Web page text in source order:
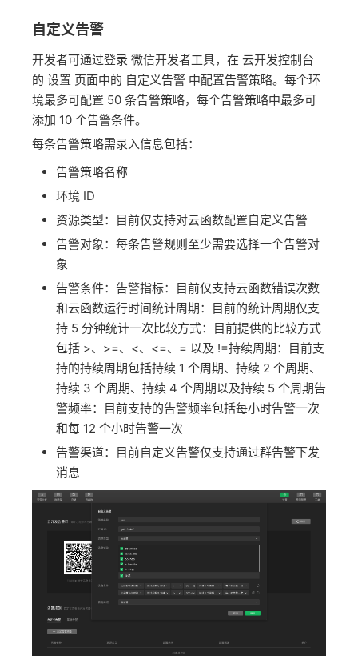
自定义告警
开发者可通过登录 微信开发者工具，在 云开发控制台
的 设置 页面中的 自定义告警 中配置告警策略。每个环
境最多可配置 50 条告警策略，每个告警策略中最多可
添加 10 个告警条件。
每条告警策略需录入信息包括：
告警策略名称
环境 ID
资源类型：目前仅支持对云函数配置自定义告警
告警对象：每条告警规则至少需要选择一个告警对
象
告警条件：告警指标：目前仅支持云函数错误次数
和云函数运行时间统计周期：目前的统计周期仅支
持 5 分钟统计一次比较方式：目前提供的比较方式
包括 >、>=、<、<=、= 以及 !=持续周期：目前支
持的持续周期包括持续 1 个周期、持续 2 个周期、
持续 3 个周期、持续 4 个周期以及持续 5 个周期告
警频率：目前支持的告警频率包括每小时告警一次
和每 12 个小时告警一次
告警渠道：目前自定义告警仅支持通过群告警下发
消息